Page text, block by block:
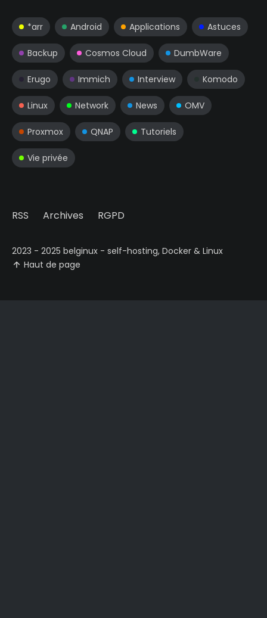
*arr Android Applications Astuces
Backup Cosmos Cloud DumbWare
Erugo Immich Interview Komodo
Linux Network News OMV
Proxmox QNAP Tutoriels
Vie privée
RSS Archives RGPD
2023 - 2025 belginux - self-hosting, Docker & Linux
Haut de page